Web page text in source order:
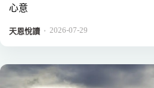
心意
天恩悅讀 ． 2026-07-29